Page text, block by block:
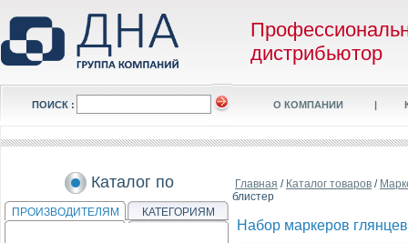
дистрибьютор
ПОИСК : О КОМПАНИИ |
Каталог по
ПРОИЗВОДИТЕЛЯМ КАТЕГОРИЯМ
Главная / Каталог товаров /
блистер
Набор маркеров